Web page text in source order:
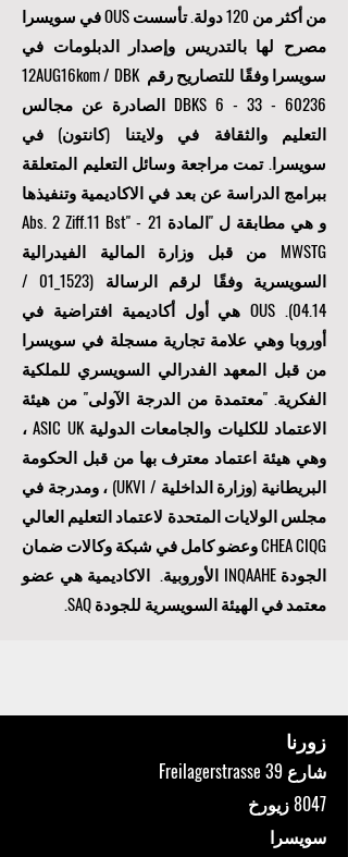
من أكثر من 120 دولة. تأسست OUS في سويسرا
مصرح لها بالتدريس وإصدار الدبلومات في
سويسرا وفقًا للتصاريح رقم 12AUG16kom / DBK
DBKS 6 - 33 - 60236
الصادرة عن مجالس
التعليم والثقافة في ولايتنا (كانتون) في
سويسرا. تمت مراجعة وسائل التعليم المتعلقة
ببرامج الدراسة عن بعد في الاكاديمية وتنفيذها
و هي مطابقة ل "المادة 21 Abs. 2 Ziff.11 Bst" -
MWSTG من قبل وزارة المالية الفيدرالية
السويسرية وفقًا لرقم الرسالة (1523_01 /
04.14). OUS هي أول أكاديمية افتراضية في
أوروبا وهي علامة تجارية مسجلة في سويسرا
من قبل المعهد الفدرالي السويسري للملكية
الفكرية. "معتمدة من الدرجة الآولى" من هيئة
الاعتماد للكليات والجامعات الدولية ASIC UK ،
وهي هيئة اعتماد معترف بها من قبل الحكومة
البريطانية (وزارة الداخلية / UKVI) ، ومدرجة في
مجلس الولايات المتحدة لاعتماد التعليم العالي
CHEA CIQG وعضو كامل في شبكة وكالات ضمان
الجودة INQAAHE الأوروبية. الاكاديمية هي عضو
معتمد في الهيئة السويسرية للجودة SAQ.
زورنا
شارع Freilagerstrasse 39
8047 زيورخ
سويسرا